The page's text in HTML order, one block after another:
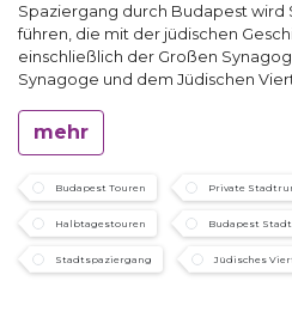
Spaziergang durch Budapest wird
führen, die mit der jüdischen
einschließlich der Großen
Synagoge und dem Jüdischen
mehr
Budapest Touren Private
Halbtagestouren Budapest
Stadtspaziergang Jüdisches